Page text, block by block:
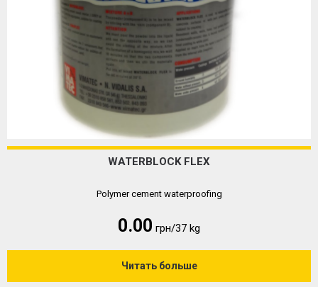
WATERBLOCK FLEX
Polymer cement waterproofing
0.00 грн/37 kg
Читать больше